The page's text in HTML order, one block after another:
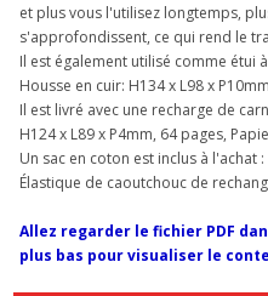
et plus vous l'utilisez longtemps,
s'approfondissent, ce qui rend le
Il est également utilisé comme étui
Housse en cuir: H134 x L98 x
Il est livré avec une recharge de
H124 x L89 x P4mm, 64 pages,
Un sac en coton est inclus à l'achat
Élastique de caoutchouc de
Allez regarder le fichier PDF
plus bas pour visualiser le